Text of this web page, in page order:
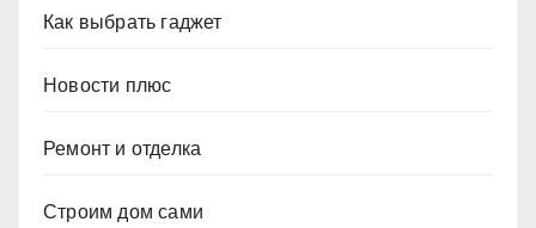
Как выбрать гаджет
Новости плюс
Ремонт и отделка
Строим дом сами